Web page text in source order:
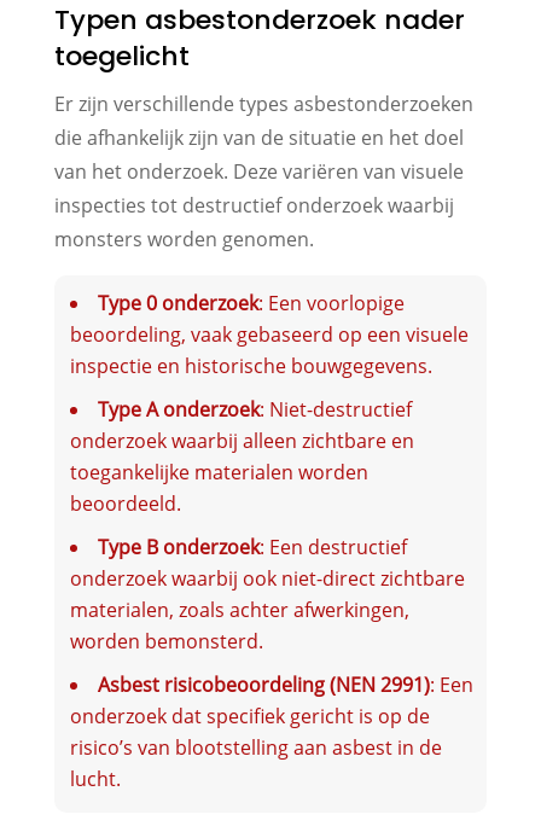
Typen asbestonderzoek nader
toegelicht
Er zijn verschillende types asbestonderzoeken
die afhankelijk zijn van de situatie en het doel
van het onderzoek. Deze variëren van visuele
inspecties tot destructief onderzoek waarbij
monsters worden genomen.
Type 0 onderzoek: Een voorlopige
beoordeling, vaak gebaseerd op een visuele
inspectie en historische bouwgegevens.
Type A onderzoek: Niet-destructief
onderzoek waarbij alleen zichtbare en
toegankelijke materialen worden
beoordeeld.
Type B onderzoek: Een destructief
onderzoek waarbij ook niet-direct zichtbare
materialen, zoals achter afwerkingen,
worden bemonsterd.
Asbest risicobeoordeling (NEN 2991): Een
onderzoek dat specifiek gericht is op de
risico’s van blootstelling aan asbest in de
lucht.